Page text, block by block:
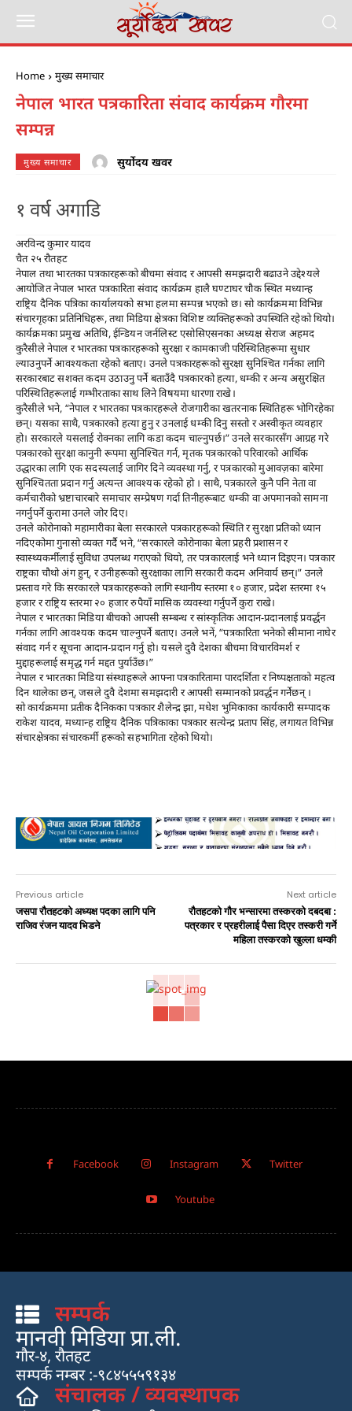
Home मुख्य समाचार
नेपाल भारत पत्रकारिता संवाद कार्यक्रम गौरमा
सम्पन्न
मुख्य समाचार सुर्योदय खवर
१ वर्ष अगाडि
अरविन्द कुमार यादव
चैत २५ रौतहट
नेपाल तथा भारतका पत्रकारहरूको बीचमा संवाद र आपसी समझदारी बढाउने उद्देश्यले
आयोजित नेपाल भारत पत्रकारिता संवाद कार्यक्रम हालै घण्टाघर चौक स्थित मध्यान्ह
राष्ट्रिय दैनिक पत्रिका कार्यालयको सभा हलमा सम्पन्न भएको छ। सो कार्यक्रममा विभिन्न
संचारगृहका प्रतिनिधिहरू, तथा मिडिया क्षेत्रका विशिष्ट व्यक्तिहरूको उपस्थिति रहेको थियो।
कार्यक्रमका प्रमुख अतिथि, ईन्डियन जर्नलिस्ट एसोसिएसनका अध्यक्ष सेराज अहमद
कुरैसीले नेपाल र भारतका पत्रकारहरूको सुरक्षा र कामकाजी परिस्थितिहरूमा सुधार
ल्याउनुपर्ने आवश्यकता रहेको बताए। उनले पत्रकारहरूको सुरक्षा सुनिश्चित गर्नका लागि
सरकारबाट सशक्त कदम उठाउनु पर्ने बताउँदै पत्रकारको हत्या, धम्की र अन्य असुरक्षित
परिस्थितिहरूलाई गम्भीरताका साथ लिने विषयमा धारणा राखे।
कुरैसीले भने, “नेपाल र भारतका पत्रकारहरूले रोजगारीका खतरनाक स्थितिहरू भोगिरहेका
छन्। यसका साथै, पत्रकारको हत्या हुनु र उनलाई धम्की दिनु सस्तो र अस्वीकृत व्यवहार
हो। सरकारले यसलाई रोक्नका लागि कडा कदम चाल्नुपर्छ।” उनले सरकारसँग आग्रह गरे
पत्रकारको सुरक्षा कानुनी रूपमा सुनिश्चित गर्न, मृतक पत्रकारको परिवारको आर्थिक
उद्धारका लागि एक सदस्यलाई जागिर दिने व्यवस्था गर्नु, र पत्रकारको मुआवज़का बारेमा
सुनिश्चितता प्रदान गर्नु अत्यन्त आवश्यक रहेको हो । साथै, पत्रकारले कुनै पनि नेता वा
कर्मचारीको भ्रष्टाचारबारे समाचार सम्प्रेषण गर्दा तिनीहरूबाट धम्की वा अपमानको सामना
नगर्नुपर्ने कुरामा उनले जोर दिए।
उनले कोरोनाको महामारीका बेला सरकारले पत्रकारहरूको स्थिति र सुरक्षा प्रतिको ध्यान
नदिएकोमा गुनासो व्यक्त गर्दै भने, “सरकारले कोरोनाका बेला प्रहरी प्रशासन र
स्वास्थ्यकर्मीलाई सुविधा उपलब्ध गराएको थियो, तर पत्रकारलाई भने ध्यान दिइएन। पत्रकार
राष्ट्रका चौथो अंग हुन्, र उनीहरूको सुरक्षाका लागि सरकारी कदम अनिवार्य छन्।” उनले
प्रस्ताव गरे कि सरकारले पत्रकारहरूको लागि स्थानीय स्तरमा १० हजार, प्रदेश स्तरमा १५
हजार र राष्ट्रिय स्तरमा २० हजार रुपैयाँ मासिक व्यवस्था गर्नुपर्ने कुरा राखे।
नेपाल र भारतका मिडिया बीचको आपसी सम्बन्ध र सांस्कृतिक आदान-प्रदानलाई प्रवर्द्धन
गर्नका लागि आवश्यक कदम चाल्नुपर्ने बताए। उनले भनें, “पत्रकारिता भनेको सीमाना नाघेर
संवाद गर्न र सूचना आदान-प्रदान गर्नु हो। यसले दुवै देशका बीचमा विचारविमर्श र
मुद्दाहरूलाई समृद्ध गर्न मद्दत पुर्याउँछ।”
नेपाल र भारतका मिडिया संस्थाहरूले आफ्ना पत्रकारितामा पारदर्शिता र निष्पक्षताको महत्व
दिन थालेका छन्, जसले दुवै देशमा समझदारी र आपसी सम्मानको प्रवर्द्धन गर्नेछन् ।
सो कार्यक्रममा प्रतीक दैनिकका पत्रकार शैलेन्द्र झा, मधेश भुमिकाका कार्यकारी सम्पादक
राकेश यादव, मध्यान्ह राष्ट्रिय दैनिक पत्रिकाका पत्रकार सत्येन्द्र प्रताप सिंह, लगायत विभिन्न
संचारक्षेत्रका संचारकर्मी हरूको सहभागिता रहेको थियो।
Previous article
जसपा राैतहटको अध्यक्ष पदका लागि पनि
राजिव रंजन यादव भिडने
Next article
रौतहटको गौर भन्सारमा तस्करको दबदबा :
पत्रकार र प्रहरीलाई पैसा दिएर तस्करी गर्ने
महिला तस्करको खुल्ला धम्की
Facebook Instagram Twitter
Youtube
सम्पर्क
मानवी मिडिया प्रा.ली.
गौर-४, रौतहट
सम्पर्क नम्बर :-९८४५५५९१३४
संचालक / व्यवस्थापक